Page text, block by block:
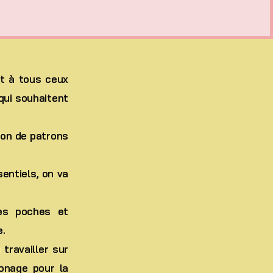
à tous ceux
souhaitent
de patrons
on va
poches et
travailler sur
pour la